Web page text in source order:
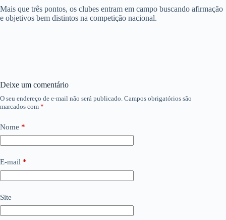
Mais que três pontos, os clubes entram em campo buscando afirmação
e objetivos bem distintos na competição nacional.
Deixe um comentário
O seu endereço de e-mail não será publicado. Campos obrigatórios são
marcados com *
Nome *
E-mail *
Site